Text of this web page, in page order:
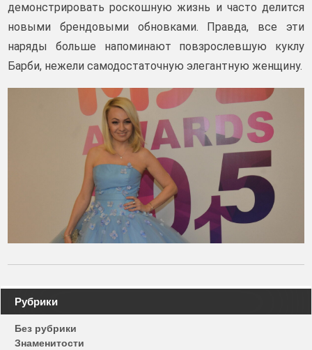
демонстрировать роскошную жизнь и часто делится
новыми брендовыми обновками. Правда, все эти
наряды больше напоминают повзрослевшую куклу
Барби, нежели самодостаточную элегантную женщину.
Навигация
по
записям
Рубрики
Без рубрики
Знаменитости